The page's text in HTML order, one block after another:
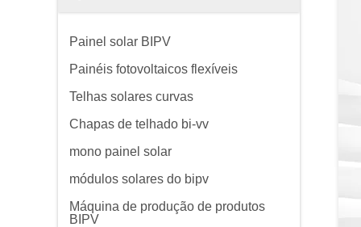
Painel solar BIPV
Painéis fotovoltaicos flexíveis
Telhas solares curvas
Chapas de telhado bi-vv
mono painel solar
módulos solares do bipv
Máquina de produção de produtos
BIPV